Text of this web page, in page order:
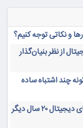
و نکاتی توجه کنیم؟
از نظر بنیان‌گذار
چند اشتباه ساده
پشت پرده آینده اقتصاد جهان؛ بازار ارزهای دیجیتال ۲۰ سال دیگر